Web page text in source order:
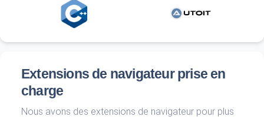
Extensions de navigateur prise en
charge
Nous avons des extensions de navigateur pour plus